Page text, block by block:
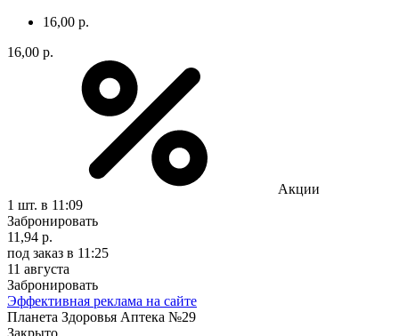
16,00 р.
16,00 р.
Акции
1 шт. в 11:09
Забронировать
11,94 р.
под заказ в 11:25
11 августа
Забронировать
Эффективная реклама на сайте
Планета Здоровья Аптека №29
Закрыто